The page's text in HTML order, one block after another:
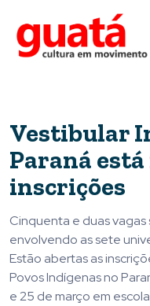
Vestibular
Paraná
inscrições
Cinquenta e duas
envolvendo as sete
Estão abertas as
Povos Indígenas no
e 25 de março em